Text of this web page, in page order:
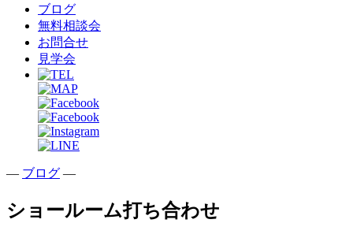
ブログ
無料相談会
お問合せ
見学会
— ブログ —
ショールーム打ち合わせ